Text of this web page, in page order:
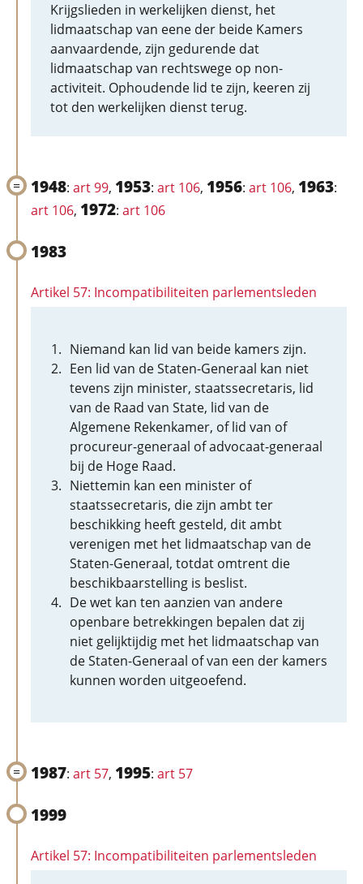
Krijgslieden in werkelijken dienst, het
lidmaatschap van eene der beide Kamers
aanvaardende, zijn gedurende dat
lidmaatschap van rechtswege op non-
activiteit. Ophoudende lid te zijn, keeren zij
tot den werkelijken dienst terug.
1948: art 99, 1953: art 106, 1956: art 106, 1963:
art 106, 1972: art 106
1983
Artikel 57: Incompatibiliteiten parlementsleden
Niemand kan lid van beide kamers zijn.
Een lid van de Staten-Generaal kan niet
tevens zijn minister, staatssecretaris, lid
van de Raad van State, lid van de
Algemene Rekenkamer, of lid van of
procureur-generaal of advocaat-generaal
bij de Hoge Raad.
Niettemin kan een minister of
staatssecretaris, die zijn ambt ter
beschikking heeft gesteld, dit ambt
verenigen met het lidmaatschap van de
Staten-Generaal, totdat omtrent die
beschikbaarstelling is beslist.
De wet kan ten aanzien van andere
openbare betrekkingen bepalen dat zij
niet gelijktijdig met het lidmaatschap van
de Staten-Generaal of van een der kamers
kunnen worden uitgeoefend.
1987: art 57, 1995: art 57
1999
Artikel 57: Incompatibiliteiten parlementsleden